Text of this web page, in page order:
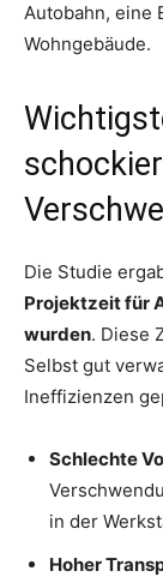
Autobahn, eine
Wohngebäude.
Die Studie
Projektzeit für
wurden. Diese
Selbst gut
Ineffizienzen
Schlechte
in der
Hoher